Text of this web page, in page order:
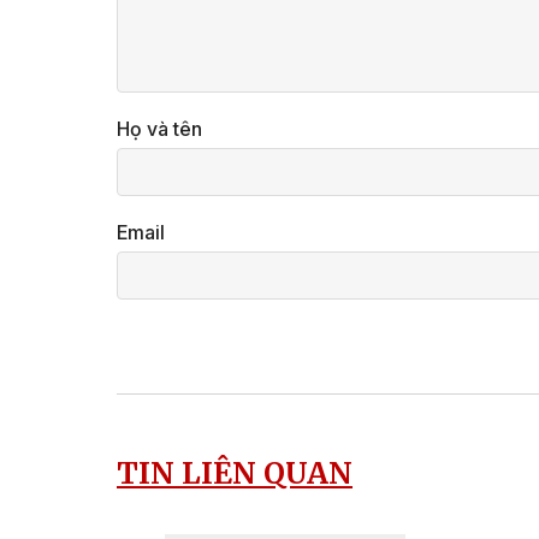
Họ và tên
Email
TIN LIÊN QUAN